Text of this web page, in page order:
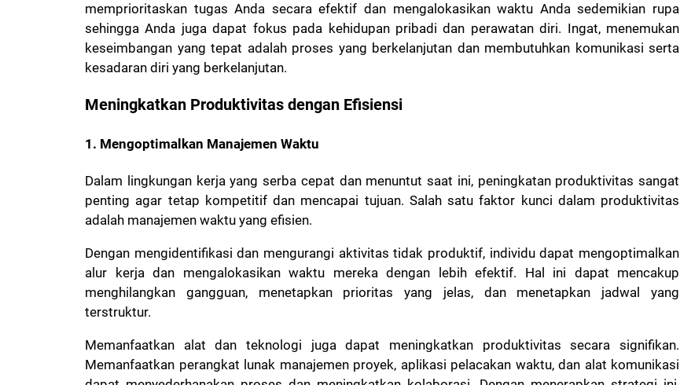
memprioritaskan tugas Anda secara efektif dan mengalokasikan waktu Anda sedemikian rupa
sehingga Anda juga dapat fokus pada kehidupan pribadi dan perawatan diri. Ingat, menemukan
keseimbangan yang tepat adalah proses yang berkelanjutan dan membutuhkan komunikasi serta
kesadaran diri yang berkelanjutan.
Meningkatkan Produktivitas dengan Efisiensi
1. Mengoptimalkan Manajemen Waktu
Dalam lingkungan kerja yang serba cepat dan menuntut saat ini, peningkatan produktivitas sangat
penting agar tetap kompetitif dan mencapai tujuan. Salah satu faktor kunci dalam produktivitas
adalah manajemen waktu yang efisien.
Dengan mengidentifikasi dan mengurangi aktivitas tidak produktif, individu dapat mengoptimalkan
alur kerja dan mengalokasikan waktu mereka dengan lebih efektif. Hal ini dapat mencakup
menghilangkan gangguan, menetapkan prioritas yang jelas, dan menetapkan jadwal yang
terstruktur.
Memanfaatkan alat dan teknologi juga dapat meningkatkan produktivitas secara signifikan.
Memanfaatkan perangkat lunak manajemen proyek, aplikasi pelacakan waktu, dan alat komunikasi